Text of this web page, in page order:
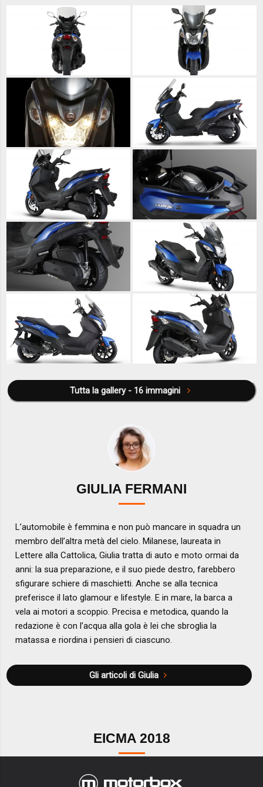
Tutta la gallery - 16 immagini
GIULIA FERMANI
L’automobile è femmina e non può mancare in squadra un
membro dell’altra metà del cielo. Milanese, laureata in
Lettere alla Cattolica, Giulia tratta di auto e moto ormai da
anni: la sua preparazione, e il suo piede destro, farebbero
sfigurare schiere di maschietti. Anche se alla tecnica
preferisce il lato glamour e lifestyle. E in mare, la barca a
vela ai motori a scoppio. Precisa e metodica, quando la
redazione è con l’acqua alla gola è lei che sbroglia la
matassa e riordina i pensieri di ciascuno.
Gli articoli di Giulia
EICMA 2018